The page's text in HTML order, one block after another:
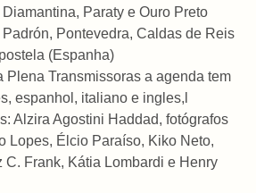
Paraty e Ouro Preto
Pontevedra, Caldas de Reis
(Espanha)
Plena Transmissoras a agenda tem
espanhol, italiano e ingles,l
Alzira Agostini Haddad, fotógrafos
Lopes, Élcio Paraíso, Kiko Neto,
C. Frank, Kátia Lombardi e Henry